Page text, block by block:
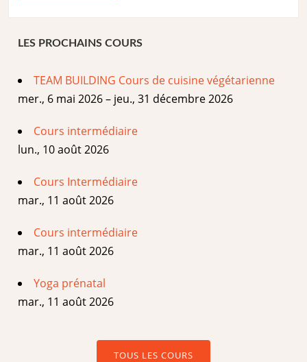
LES PROCHAINS COURS
TEAM BUILDING Cours de cuisine végétarienne
mer., 6 mai 2026 – jeu., 31 décembre 2026
Cours intermédiaire
lun., 10 août 2026
Cours Intermédiaire
mar., 11 août 2026
Cours intermédiaire
mar., 11 août 2026
Yoga prénatal
mar., 11 août 2026
TOUS LES COURS